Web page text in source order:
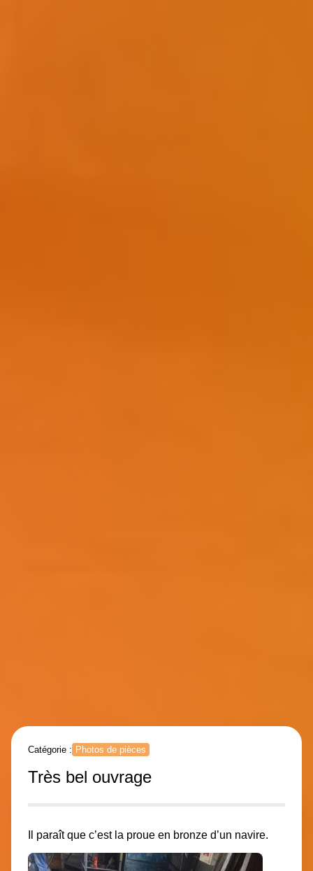
Catégorie : Photos de pièces
Très bel ouvrage
Il paraît que c’est la proue en bronze d’un navire.